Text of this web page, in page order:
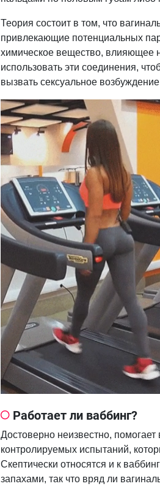
Теория состоит в том, что
привлекающие потенциальных
химическое вещество, влияющее
использовать эти соединения,
вызвать сексуальное
Работает ли ваббинг?
Достоверно неизвестно,
контролируемых испытаний,
Скептически относятся и к
запахами, так что вряд ли